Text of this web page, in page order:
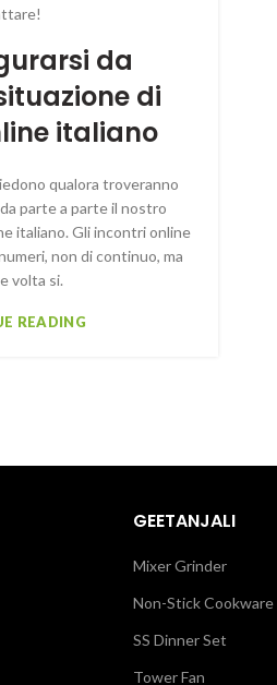
da
di
italiano
qualora troveranno
parte a parte il nostro
italiano. Gli incontri online
non di continuo, ma
volta si.
READING
GEETANJALI
Mixer Grinder
Non-Stick Cookware
SS Dinner Set
Tower Fan